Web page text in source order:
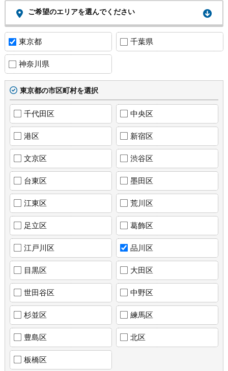
ご希望のエリアを選んでください
東京都 千葉県
神奈川県
東京都の市区町村を選択
千代田区 中央区
港区 新宿区
文京区 渋谷区
台東区 墨田区
江東区 荒川区
足立区 葛飾区
江戸川区 品川区
目黒区 大田区
世田谷区 中野区
杉並区 練馬区
豊島区 北区
板橋区